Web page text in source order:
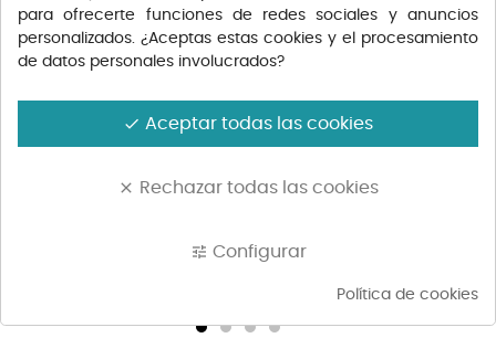
VINO TINTO PAGO CAPELLANES...
Precio
13,10 €
para ofrecerte funciones de redes sociales y anuncios
personalizados. ¿Aceptas estas cookies y el procesamiento
de datos personales involucrados?
done Aceptar todas las cookies
clear Rechazar todas las cookies
tune Configurar
Política de cookies